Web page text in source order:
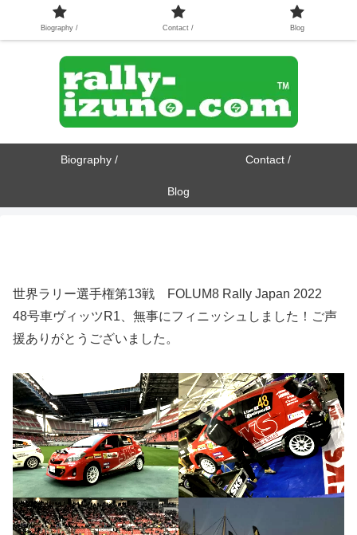
Biography / Contact /
Blog
世界ラリー選手権第13戦 FOLUM8 Rally Japan 2022
48号車ヴィッツR1、無事にフィニッシュしました！ご声
援ありがとうございました。
Biography / Contact / Blog